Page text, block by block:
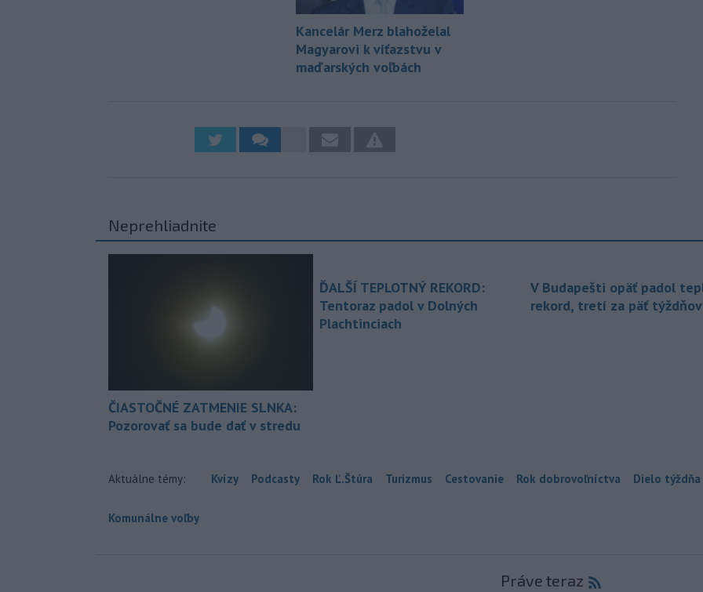
Kancelár Merz blahoželal
Magyarovi k víťazstvu v
maďarských voľbách
Neprehliadnite
ČIASTOČNÉ ZATMENIE SLNKA:
Pozorovať sa bude dať v stredu
ĎALŠÍ TEPLOTNÝ REKORD:
Tentoraz padol v Dolných
Plachtinciach
V Budapešti opäť padol
rekord, tretí za päť týždňov
Aktuálne témy: Kvízy Podcasty Rok Ľ.Štúra Turizmus Cestovanie Rok dobrovoľníctva Dielo týždňa
Komunálne voľby
Práve teraz